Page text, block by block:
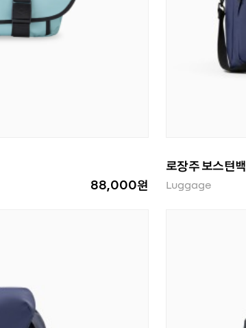
88,000원
로장주 보스턴백
Luggage